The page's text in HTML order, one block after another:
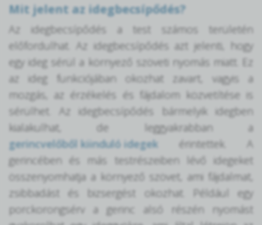
Mit jelent az idegbecsípődés?
Az idegbecsípődés a test számos területén
előfordulhat. Az idegbecsípődés azt jelenti, hogy
egy ideg sérül a környező szöveti nyomás miatt. Ez
az ideg funkciójában okozhat zavart, vagyis a
mozgás, az érzékelés és fájdalom közvetítése is
sérülhet. Az idegbecsípődés bármelyik idegben
kialakulhat, de leggyakrabban a
gerincvelőből kiinduló idegek érintettek. A
gerincében és más testrészeiben lévő idegeket
összenyomhatja a környező szövet, ami fájdalmat,
zsibbadást és bizsergést okozhat. Például egy
porckorongsérv a gerinc alsó részén nyomást